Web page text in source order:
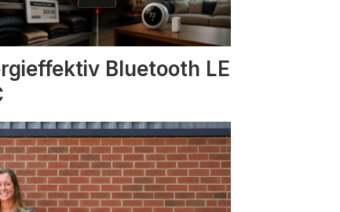
Bluetooth LE